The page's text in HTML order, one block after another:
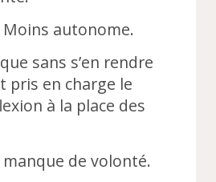
autonome.
sans s’en rendre
pris en charge le
à la place des
manque de volonté.